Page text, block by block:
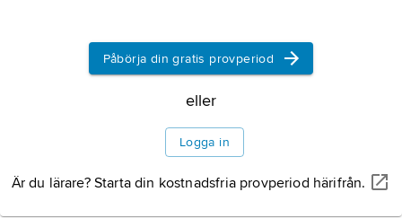
Påbörja din gratis provperiod
eller
Logga in
Är du lärare? Starta din kostnadsfria provperiod härifrån.